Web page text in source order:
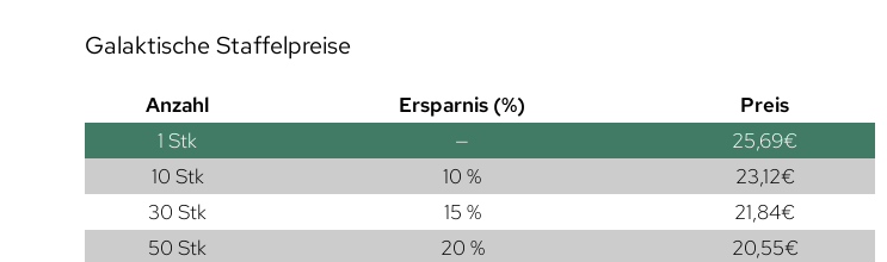
Galaktische Staffelpreise
Anzahl Ersparnis (%)
Preis
1 Stk — 25,69€
10 Stk
10 % 23,12€
30 Stk
15 % 21,84€
50 Stk
20 % 20,55€